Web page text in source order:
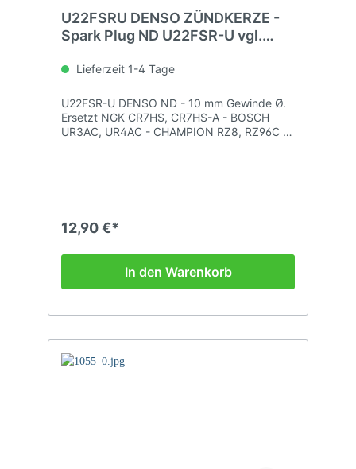
U22FSRU DENSO ZÜNDKERZE -
Spark Plug ND U22FSR-U vgl.
Lieferzeit 1-4 Tage
U22FSR-U DENSO ND - 10 mm Gewinde Ø.
Ersetzt NGK CR7HS, CR7HS-A - BOSCH
UR3AC, UR4AC - CHAMPION RZ8, RZ96C -
12,90 €*
In den Warenkorb